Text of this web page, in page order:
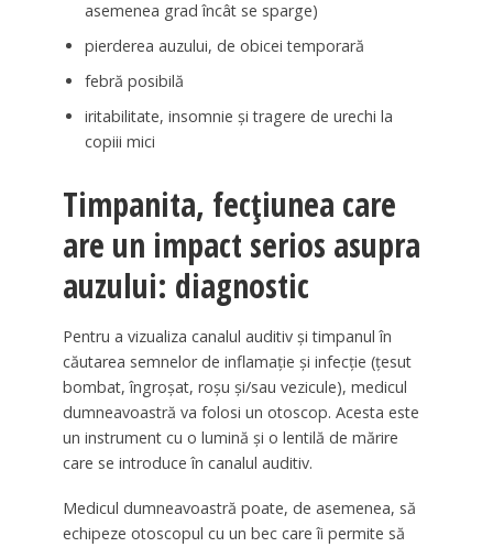
asemenea grad încât se sparge)
pierderea auzului, de obicei temporară
febră posibilă
iritabilitate, insomnie și tragere de urechi la
copiii mici
Timpanita, fecțiunea care
are un impact serios asupra
auzului: diagnostic
Pentru a vizualiza canalul auditiv și timpanul în
căutarea semnelor de inflamație și infecție (țesut
bombat, îngroșat, roșu și/sau vezicule), medicul
dumneavoastră va folosi un otoscop. Acesta este
un instrument cu o lumină și o lentilă de mărire
care se introduce în canalul auditiv.
Medicul dumneavoastră poate, de asemenea, să
echipeze otoscopul cu un bec care îi permite să